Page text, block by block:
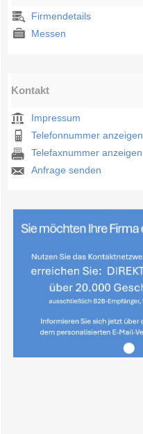
Firmendetails
Messen
Kontakt
Impressum
Telefonnummer anzeigen
Telefaxnummer anzeigen
Anfrage senden